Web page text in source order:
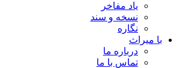
یاد مفاخر
نسخه و سند
نگاره
با میراث
درباره ما
تماس با ما